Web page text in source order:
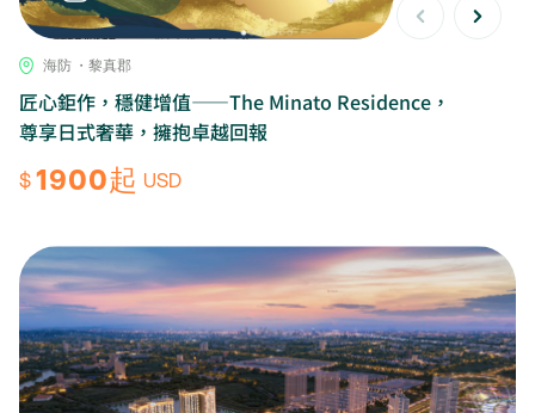
海防 ・黎真郡
匠心鉅作，穩健增值——The Minato Residence，
尊享日式奢華，擁抱卓越回報
$1900起 USD